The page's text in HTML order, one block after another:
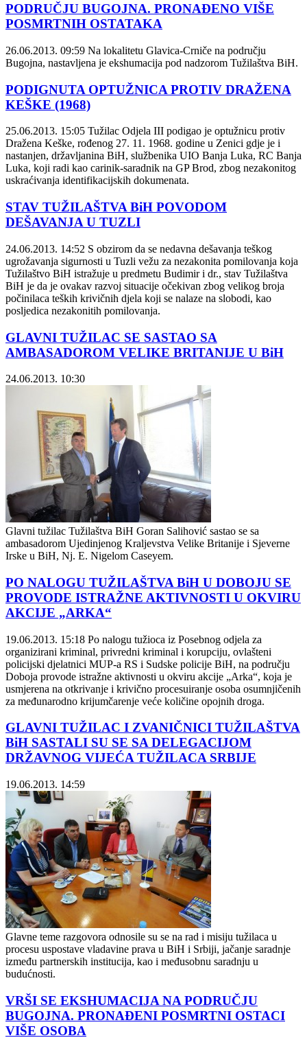
PODRUČJU BUGOJNA. PRONAĐENO VIŠE
POSMRTNIH OSTATAKA
26.06.2013. 09:59 Na lokalitetu Glavica-Crniče na području
Bugojna, nastavljena je ekshumacija pod nadzorom Tužilaštva BiH.
PODIGNUTA OPTUŽNICA PROTIV DRAŽENA
KEŠKE (1968)
25.06.2013. 15:05 Tužilac Odjela III podigao je optužnicu protiv
Dražena Keške, rođenog 27. 11. 1968. godine u Zenici gdje je i
nastanjen, državljanina BiH, službenika UIO Banja Luka, RC Banja
Luka, koji radi kao carinik-saradnik na GP Brod, zbog nezakonitog
uskraćivanja identifikacijskih dokumenata.
STAV TUŽILAŠTVA BiH POVODOM
DEŠAVANJA U TUZLI
24.06.2013. 14:52 S obzirom da se nedavna dešavanja teškog
ugrožavanja sigurnosti u Tuzli vežu za nezakonita pomilovanja koja
Tužilaštvo BiH istražuje u predmetu Budimir i dr., stav Tužilaštva
BiH je da je ovakav razvoj situacije očekivan zbog velikog broja
počinilaca teških krivičnih djela koji se nalaze na slobodi, kao
posljedica nezakonitih pomilovanja.
GLAVNI TUŽILAC SE SASTAO SA
AMBASADOROM VELIKE BRITANIJE U BiH
24.06.2013. 10:30
Glavni tužilac Tužilaštva BiH Goran Salihović sastao se sa
ambasadorom Ujedinjenog Kraljevstva Velike Britanije i Sjeverne
Irske u BiH, Nj. E. Nigelom Caseyem.
PO NALOGU TUŽILAŠTVA BiH U DOBOJU SE
PROVODE ISTRAŽNE AKTIVNOSTI U OKVIRU
AKCIJE „ARKA“
19.06.2013. 15:18 Po nalogu tužioca iz Posebnog odjela za
organizirani kriminal, privredni kriminal i korupciju, ovlašteni
policijski djelatnici MUP-a RS i Sudske policije BiH, na području
Doboja provode istražne aktivnosti u okviru akcije „Arka“, koja je
usmjerena na otkrivanje i krivično procesuiranje osoba osumnjičenih
za međunarodno krijumčarenje veće količine opojnih droga.
GLAVNI TUŽILAC I ZVANIČNICI TUŽILAŠTVA
BiH SASTALI SU SE SA DELEGACIJOM
DRŽAVNOG VIJEĆA TUŽILACA SRBIJE
19.06.2013. 14:59
Glavne teme razgovora odnosile su se na rad i misiju tužilaca u
procesu uspostave vladavine prava u BiH i Srbiji, jačanje saradnje
između partnerskih institucija, kao i međusobnu saradnju u
budućnosti.
VRŠI SE EKSHUMACIJA NA PODRUČJU
BUGOJNA. PRONAĐENI POSMRTNI OSTACI
VIŠE OSOBA